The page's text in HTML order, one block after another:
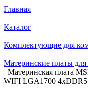
Главная
–
Каталог
–
Комплектующие для
–
Материнские платы
–Материнская плата
WIFI LGA1700